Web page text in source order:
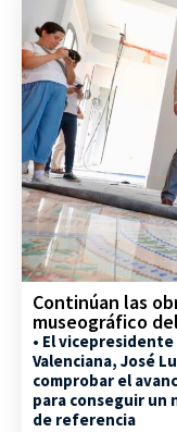
Continúan las
museográfico
• El
Valenciana, José
comprobar el
para conseguir un
de referencia